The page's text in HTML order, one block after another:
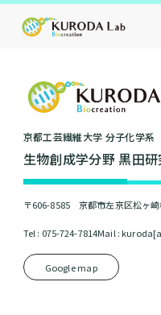
京都⼯芸繊維⼤学 分⼦化学系
⽣物創成学分野 黒⽥
〒606-8585 京都市左京区松ヶ
Tel : 075-724-7814Mail :
Google map